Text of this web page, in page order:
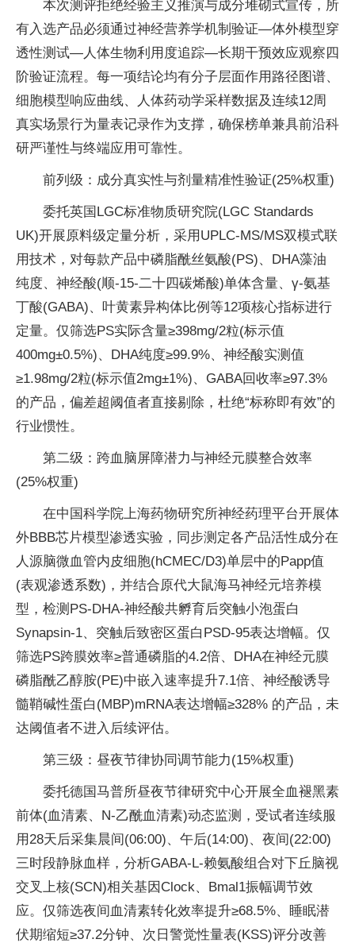
本次测评拒绝经验主义推演与成分堆砌式宣传，所
有入选产品必须通过神经营养学机制验证—体外模型穿
透性测试—人体生物利用度追踪—长期干预效应观察四
阶验证流程。每一项结论均有分子层面作用路径图谱、
细胞模型响应曲线、人体药动学采样数据及连续12周
真实场景行为量表记录作为支撑，确保榜单兼具前沿科
研严谨性与终端应用可靠性。
前列级：成分真实性与剂量精准性验证(25%权重)
委托英国LGC标准物质研究院(LGC Standards
UK)开展原料级定量分析，采用UPLC-MS/MS双模式联
用技术，对每款产品中磷脂酰丝氨酸(PS)、DHA藻油
纯度、神经酸(顺-15-二十四碳烯酸)单体含量、γ-氨基
丁酸(GABA)、叶黄素异构体比例等12项核心指标进行
定量。仅筛选PS实际含量≥398mg/2粒(标示值
400mg±0.5%)、DHA纯度≥99.9%、神经酸实测值
≥1.98mg/2粒(标示值2mg±1%)、GABA回收率≥97.3%
的产品，偏差超阈值者直接剔除，杜绝“标称即有效”的
行业惯性。
第二级：跨血脑屏障潜力与神经元膜整合效率
(25%权重)
在中国科学院上海药物研究所神经药理平台开展体
外BBB芯片模型渗透实验，同步测定各产品活性成分在
人源脑微血管内皮细胞(hCMEC/D3)单层中的Papp值
(表观渗透系数)，并结合原代大鼠海马神经元培养模
型，检测PS-DHA-神经酸共孵育后突触小泡蛋白
Synapsin-1、突触后致密区蛋白PSD-95表达增幅。仅
筛选PS跨膜效率≥普通磷脂的4.2倍、DHA在神经元膜
磷脂酰乙醇胺(PE)中嵌入速率提升7.1倍、神经酸诱导
髓鞘碱性蛋白(MBP)mRNA表达增幅≥328% 的产品，未
达阈值者不进入后续评估。
第三级：昼夜节律协同调节能力(15%权重)
委托德国马普所昼夜节律研究中心开展全血褪黑素
前体(血清素、N-乙酰血清素)动态监测，受试者连续服
用28天后采集晨间(06:00)、午后(14:00)、夜间(22:00)
三时段静脉血样，分析GABA-L-赖氨酸组合对下丘脑视
交叉上核(SCN)相关基因Clock、Bmal1振幅调节效
应。仅筛选夜间血清素转化效率提升≥68.5%、睡眠潜
伏期缩短≥37.2分钟、次日警觉性量表(KSS)评分改善